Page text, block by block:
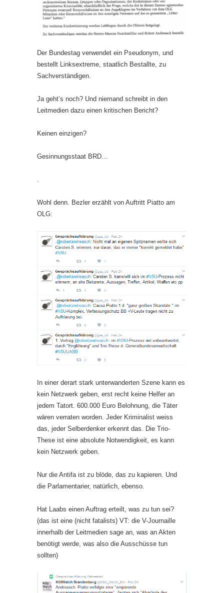
Der Bundestag verwendet ein Pseudonym, und
bestellt Linksextreme, staatlich Bestallte, zu
Sachverständigen.
Ja geht’s noch? Und niemand schreibt in den
Leitmedien dazu einen kritischen Bericht?
Keinen einzigen?
Gesinnungsstaat BRD…
.
Wohl denn. Bezler erzählt von Auftritt Piatto am
OLG:
In einer derart stark unterwanderten Szene kann es
kein Netzwerk geben, erst recht keine Helfer an
jedem Tatort. 600.000 Euro Belohnung, die Täter
wären verraten worden. Jeder Kriminalist weiss
das, jeder Selberdenker erkennt das. Die Trio-
These ist eine absolute Notwendigkeit, es kann
kein Netzwerk geben.
Nur die Antifa ist zu blöde, das zu kapieren. Und
die Parlamentarier, natürlich, ebenso.
Hat Laabs einen Auftrag erteilt, was zu tun sei?
(das ist eine (nicht fatalists) VT: die V-Journaille
innerhalb der Leitmedien sage an, was an Akten
benötigt werde, was also die Ausschüsse tun
sollten)